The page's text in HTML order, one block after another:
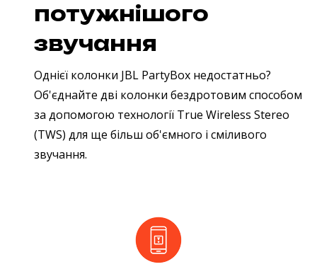
потужнішого
звучання
Однієї колонки JBL PartyBox недостатньо?
Об'єднайте дві колонки бездротовим способом
за допомогою технології True Wireless Stereo
(TWS) для ще більш об'ємного і сміливого
звучання.